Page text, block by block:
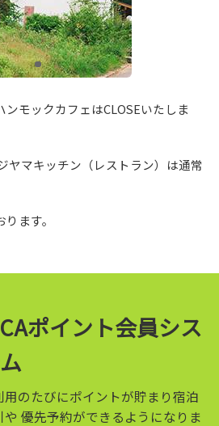
モックカフェはCLOSEいたしま
ヤマキッチン（レストラン）は通常
ます。
ポイント会員シス
用のたびにポイントが貯まり宿泊
や 優先予約ができるようになりま